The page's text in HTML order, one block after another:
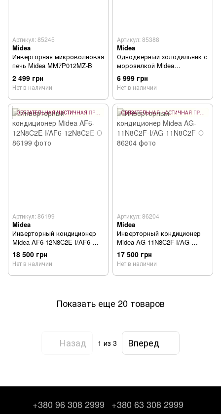
Артикул: 85245
Midea
Инверторная микроволновая
печь Midea MM7P012MZ-B
2 499 грн
Нет в наличии
Артикул: 85388
Midea
Однодверный холодильник с
морозилкой Midea
MDRD142SLF30
6 999 грн
Нет в наличии
Артикул: 86199
Midea
Инверторный кондиционер
Midea AF6-12N8C2E-I/AF6-
12N8C2E-O
18 500 грн
Нет в наличии
Артикул: 86204
Midea
Инверторный кондиционер
Midea AG-11N8C2F-I/AG-
11N8C2F-O
17 500 грн
Нет в наличии
Показать еще 20 товаров
Назад 1 из 3 Вперед
+380 96 308 2999
+380 63 308 2999